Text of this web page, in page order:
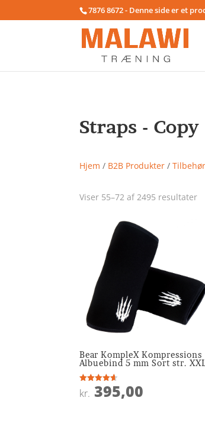
7876 8672 - Denne side er et
Straps - Copy
Hjem / B2B Produkter /Tilbehør
Viser 55–72 af 2495 resultater
Bear KompleX Kompressions
Albuebind 5 mm Sort str.
Vurderet
4.6
kr. 395,00